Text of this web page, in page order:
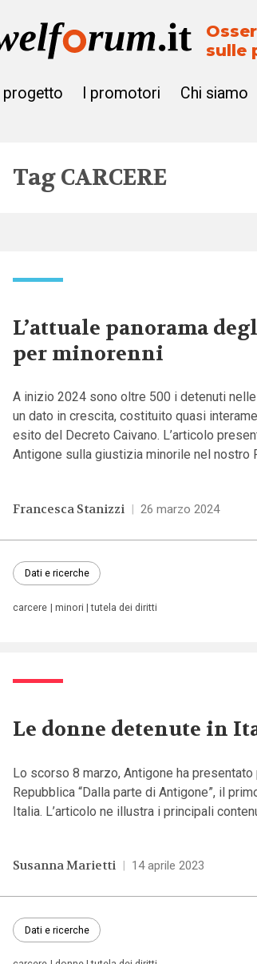
sulle
Il progetto I promotori Chi siamo
TagCARCERE
L’attuale panorama
per minorenni
A inizio 2024 sono oltre 500 i detenuti
un dato in crescita, costituito quasi
esito del Decreto Caivano. L’articolo
Antigone sulla giustizia minorile nel nostro
Francesca Stanizzi | 26 marzo 2024
Dati e ricerche
carcere minori tutela dei diritti
Le donne detenute in
Lo scorso 8 marzo, Antigone ha presentato
Repubblica “Dalla parte di Antigone”, il
Italia. L’articolo ne illustra i principali
Susanna Marietti | 14 aprile 2023
Dati e ricerche